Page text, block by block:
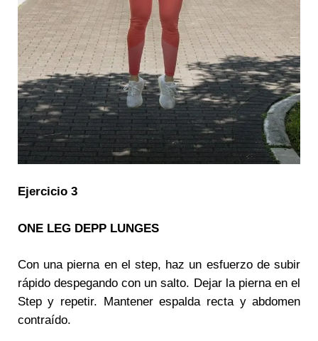
Ejercicio 3
ONE LEG DEPP LUNGES
Con una pierna en el step, haz un esfuerzo de subir
rápido despegando con un salto. Dejar la pierna en el
Step y repetir. Mantener espalda recta y abdomen
contraído.